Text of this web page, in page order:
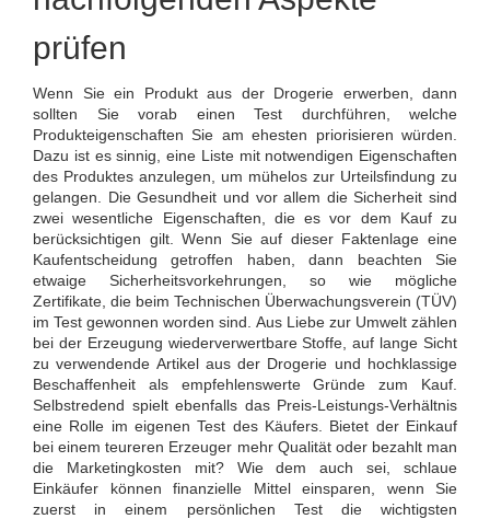
prüfen
Wenn Sie ein Produkt aus der Drogerie erwerben, dann
sollten Sie vorab einen Test durchführen, welche
Produkteigenschaften Sie am ehesten priorisieren würden.
Dazu ist es sinnig, eine Liste mit notwendigen Eigenschaften
des Produktes anzulegen, um mühelos zur Urteilsfindung zu
gelangen. Die Gesundheit und vor allem die Sicherheit sind
zwei wesentliche Eigenschaften, die es vor dem Kauf zu
berücksichtigen gilt. Wenn Sie auf dieser Faktenlage eine
Kaufentscheidung getroffen haben, dann beachten Sie
etwaige Sicherheitsvorkehrungen, so wie mögliche
Zertifikate, die beim Technischen Überwachungsverein (TÜV)
im Test gewonnen worden sind. Aus Liebe zur Umwelt zählen
bei der Erzeugung wiederverwertbare Stoffe, auf lange Sicht
zu verwendende Artikel aus der Drogerie und hochklassige
Beschaffenheit als empfehlenswerte Gründe zum Kauf.
Selbstredend spielt ebenfalls das Preis-Leistungs-Verhältnis
eine Rolle im eigenen Test des Käufers. Bietet der Einkauf
bei einem teureren Erzeuger mehr Qualität oder bezahlt man
die Marketingkosten mit? Wie dem auch sei, schlaue
Einkäufer können finanzielle Mittel einsparen, wenn Sie
zuerst in einem persönlichen Test die wichtigsten